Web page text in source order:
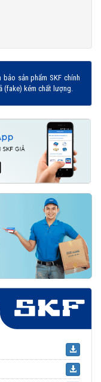
sản phẩm SKF chính
(fake) kém chất lượng.